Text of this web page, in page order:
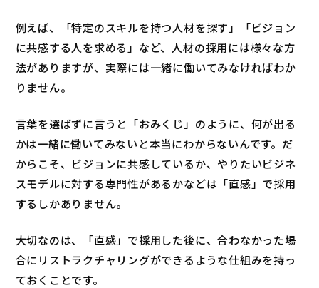
例えば、「特定のスキルを持つ人材を探す」「ビジョン
に共感する人を求める」など、人材の採用には様々な方
法がありますが、実際には一緒に働いてみなければわか
りません。
言葉を選ばずに言うと「おみくじ」のように、何が出る
かは一緒に働いてみないと本当にわからないんです。だ
からこそ、ビジョンに共感しているか、やりたいビジネ
スモデルに対する専門性があるかなどは「直感」で採用
するしかありません。
大切なのは、「直感」で採用した後に、合わなかった場
合にリストラクチャリングができるような仕組みを持っ
ておくことです。